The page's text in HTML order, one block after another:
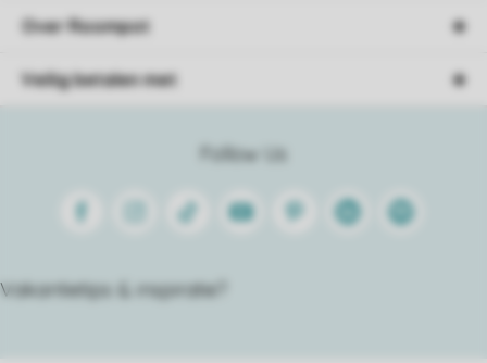
Follow Us
FacebookInstagram
Tiktok Youtube PinterestLinkedinSpotify
Vakantietips & inspiratie?
Over Roompot
Veilig betalen met